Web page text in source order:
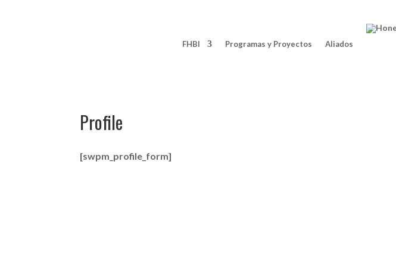
FHBI Programas y Proyectos Aliados
Profile
[swpm_profile_form]